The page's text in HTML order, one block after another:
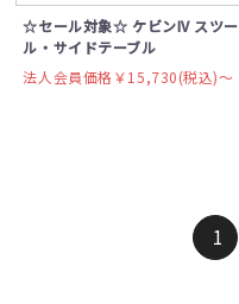
☆セール対象☆ ケビンIV スツー
ル・サイドテーブル
法人会員価格￥15,730(税込)〜
1